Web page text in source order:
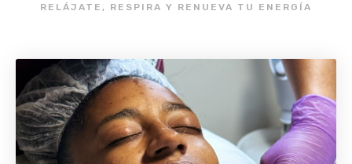
RELÁJATE, RESPIRA Y RENUEVA TU ENERGÍA